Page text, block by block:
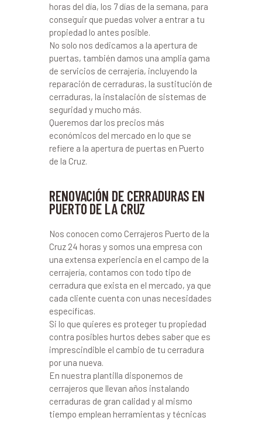
horas del día, los 7 días de la semana, para
conseguir que puedas volver a entrar a tu
propiedad lo antes posible.
No solo nos dedicamos a la apertura de
puertas, también damos una amplia gama
de servicios de cerrajería, incluyendo la
reparación de cerraduras, la sustitución de
cerraduras, la instalación de sistemas de
seguridad y mucho más.
Queremos dar los precios más
económicos del mercado en lo que se
refiere a la apertura de puertas en Puerto
de la Cruz.
RENOVACIÓN DE CERRADURAS EN
PUERTO DE LA CRUZ
Nos conocen como Cerrajeros Puerto de la
Cruz 24 horas y somos una empresa con
una extensa experiencia en el campo de la
cerrajería, contamos con todo tipo de
cerradura que exista en el mercado, ya que
cada cliente cuenta con unas necesidades
específicas.
Si lo que quieres es proteger tu propiedad
contra posibles hurtos debes saber que es
imprescindible el cambio de tu cerradura
por una nueva.
En nuestra plantilla disponemos de
cerrajeros que llevan años instalando
cerraduras de gran calidad y al mismo
tiempo emplean herramientas y técnicas